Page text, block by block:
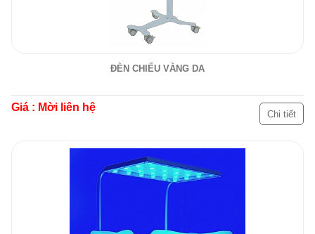
ĐÈN CHIẾU VÀNG DA
Giá : Mời liên hệ
Chi tiết